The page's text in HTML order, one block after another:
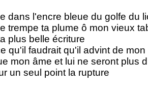
dans l'encre bleue du golfe du
trempe ta plume ô mon vieux
plus belle écriture
qu'il faudrait qu'il advint de
mon âme et lui ne seront plus
un seul point la rupture